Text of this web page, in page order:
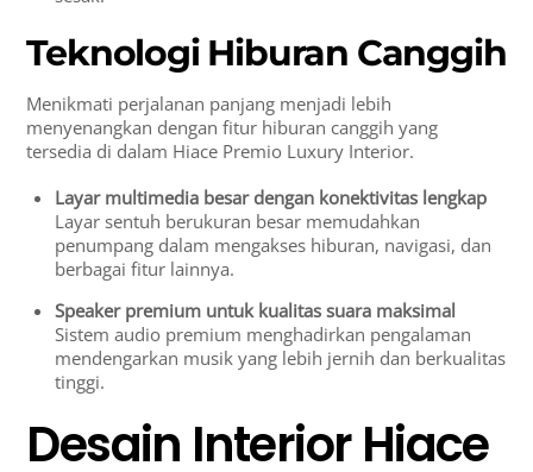
Teknologi Hiburan Canggih
Menikmati perjalanan panjang menjadi lebih
menyenangkan dengan fitur hiburan canggih yang
tersedia di dalam Hiace Premio Luxury Interior.
Layar multimedia besar dengan konektivitas lengkap
Layar sentuh berukuran besar memudahkan
penumpang dalam mengakses hiburan, navigasi, dan
berbagai fitur lainnya.
Speaker premium untuk kualitas suara maksimal
Sistem audio premium menghadirkan pengalaman
mendengarkan musik yang lebih jernih dan berkualitas
tinggi.
Desain Interior Hiace